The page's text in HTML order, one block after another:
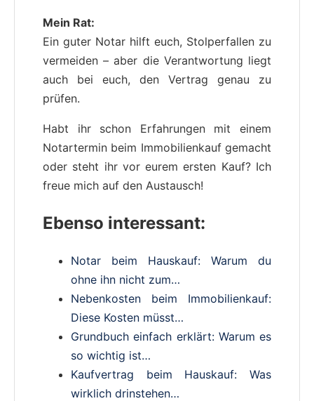
Mein Rat:
Ein guter Notar hilft euch, Stolperfallen zu
vermeiden – aber die Verantwortung liegt
auch bei euch, den Vertrag genau zu
prüfen.
Habt ihr schon Erfahrungen mit einem
Notartermin beim Immobilienkauf gemacht
oder steht ihr vor eurem ersten Kauf? Ich
freue mich auf den Austausch!
Ebenso interessant:
Notar beim Hauskauf: Warum du
ohne ihn nicht zum…
Nebenkosten beim Immobilienkauf:
Diese Kosten müsst…
Grundbuch einfach erklärt: Warum es
so wichtig ist…
Kaufvertrag beim Hauskauf: Was
wirklich drinstehen…